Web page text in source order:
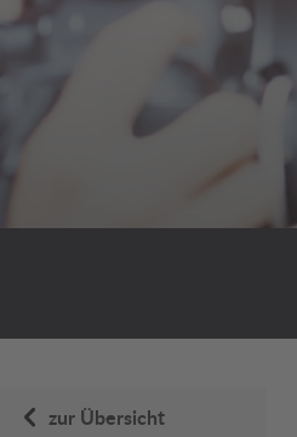
zur Übersicht